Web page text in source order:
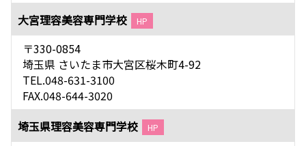
大宮理容美容専門学校
HP
〒330-0854
埼玉県 さいたま市大宮区桜木町4-92
TEL.048-631-3100
FAX.048-644-3020
埼玉県理容美容専門学校
HP